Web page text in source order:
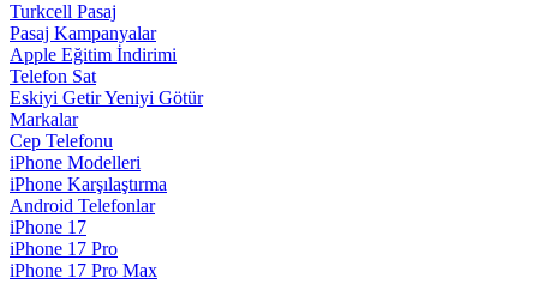
Turkcell Pasaj
Pasaj Kampanyalar
Apple Eğitim İndirimi
Telefon Sat
Eskiyi Getir Yeniyi Götür
Markalar
Cep Telefonu
iPhone Modelleri
iPhone Karşılaştırma
Android Telefonlar
iPhone 17
iPhone 17 Pro
iPhone 17 Pro Max